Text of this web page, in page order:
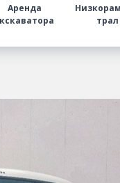
Аренда
трал